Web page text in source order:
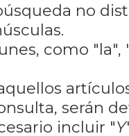
no
como "la",
serán
incluir "Y